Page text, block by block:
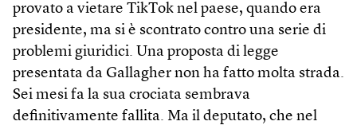
provato a vietare TikTok nel paese, quando era
presidente, ma si è scontrato contro una serie di
problemi giuridici. Una proposta di legge
presentata da Gallagher non ha fatto molta strada.
Sei mesi fa la sua crociata sembrava
definitivamente fallita. Ma il deputato, che nel